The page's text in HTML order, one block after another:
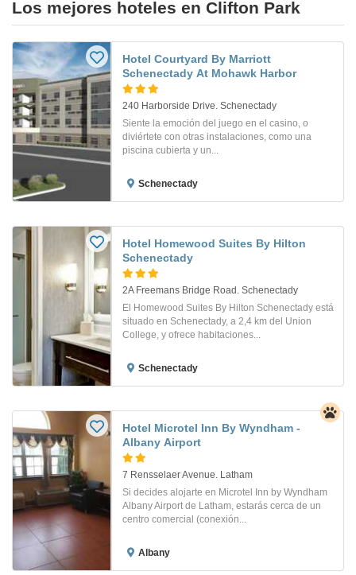
Los mejores hoteles en Clifton Park
Hotel Courtyard By Marriott
Schenectady At Mohawk Harbor
240 Harborside Drive. Schenectady
Siente la emoción del juego en el casino, o
diviértete con otras instalaciones, como una
piscina cubierta y un...
Schenectady
Hotel Homewood Suites By Hilton
Schenectady
2A Freemans Bridge Road. Schenectady
El Homewood Suites By Hilton Schenectady está
situado en Schenectady, a 2,4 km del Union
College, y ofrece habitaciones...
Schenectady
Hotel Microtel Inn By Wyndham -
Albany Airport
7 Rensselaer Avenue. Latham
Si decides alojarte en Microtel Inn by Wyndham
Albany Airport de Latham, estarás cerca de un
centro comercial (conexión...
Albany